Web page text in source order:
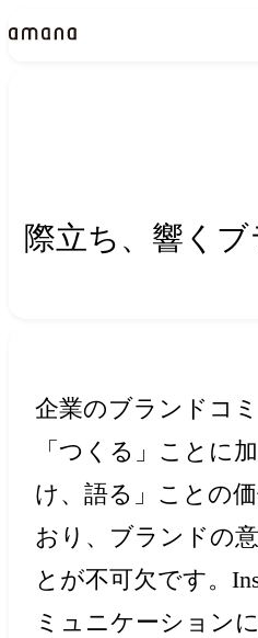
Insightsインサ
際立ち、響く
企業のブランドコ
「つくる」ことに
け、語る」ことの
おり、ブランドの
とが不可欠です。
ミュニケーション